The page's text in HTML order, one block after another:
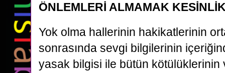
ÖNLEMLERİ ALMAMAK
Yok olma hallerinin hakikatlerinin
sonrasında sevgi bilgilerinin
yasak bilgisi ile bütün kötülüklerinin